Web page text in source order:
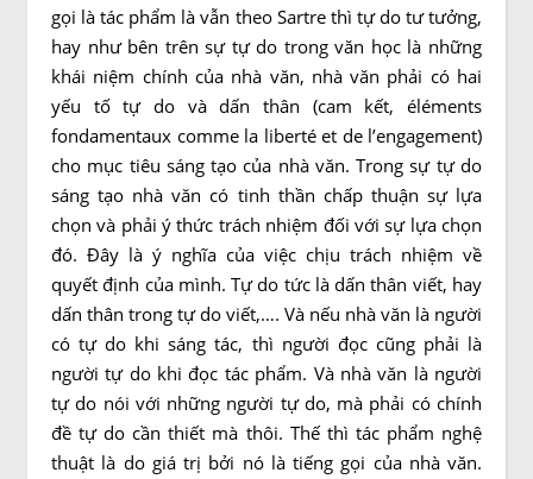
gọi là tác phẩm là vẫn theo Sartre thì tự do tư tưởng,
hay như bên trên sự tự do trong văn học là những
khái niệm chính của nhà văn, nhà văn phải có hai
yếu tố tự do và dấn thân (cam kết, éléments
fondamentaux comme la liberté et de l’engagement)
cho mục tiêu sáng tạo của nhà văn. Trong sự tự do
sáng tạo nhà văn có tinh thần chấp thuận sự lựa
chọn và phải ý thức trách nhiệm đối với sự lựa chọn
đó. Đây là ý nghĩa của việc chịu trách nhiệm về
quyết định của mình. Tự do tức là dấn thân viết, hay
dấn thân trong tự do viết,…. Và nếu nhà văn là người
có tự do khi sáng tác, thì người đọc cũng phải là
người tự do khi đọc tác phẩm. Và nhà văn là người
tự do nói với những người tự do, mà phải có chính
đề tự do cần thiết mà thôi. Thế thì tác phẩm nghệ
thuật là do giá trị bởi nó là tiếng gọi của nhà văn.